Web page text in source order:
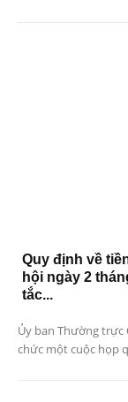
Quy định về
hội ngày 2
tắc...
Ủy ban Thường trực
chức một cuộc họp